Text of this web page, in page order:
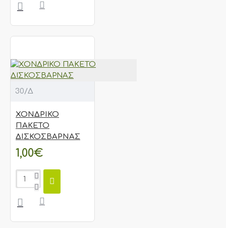
30/Δ
ΧΟΝΔΡΙΚΟ
ΠΑΚΕΤΟ
ΔΙΣΚΟΣΒΑΡΝΑΣ
1,00€